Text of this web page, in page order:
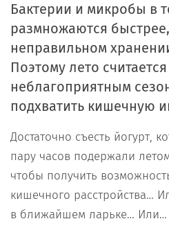
Бактерии и микробы в
размножаются
неправильном
Поэтому лето
неблагоприятным
подхватить кишечную
Достаточно съесть йогурт,
пару часов подержали
чтобы получить
кишечного расстройства…
в ближайшем ларьке… Или…